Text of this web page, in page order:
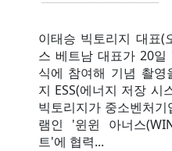
이태승 빅토리지 대표(
스 베트남 대표가 20
식에 참여해 기념 촬영
지 ESS(에너지 저장 시
빅토리지가 중소벤처
램인 '윈윈 아너스
트'에 협력...